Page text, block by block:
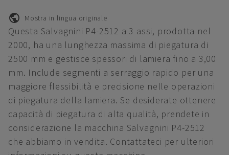
Mostra in lingua originale
Questa Salvagnini P4-2512 a 3 assi, prodotta nel
2000, ha una lunghezza massima di piegatura di
2500 mm e gestisce spessori di lamiera fino a 3,00
mm. Include segmenti a serraggio rapido per una
maggiore flessibilità e precisione nelle operazioni
di piegatura della lamiera. Se desiderate ottenere
capacità di piegatura di alta qualità, prendete in
considerazione la macchina Salvagnini P4-2512
che abbiamo in vendita. Contattateci per ulteriori